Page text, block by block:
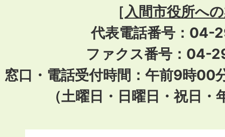
［入間市役所へ
代表電話番号：04-
ファクス番号：04-
窓口・電話受付時間：午前9時00
（土曜日・日曜日・祝日